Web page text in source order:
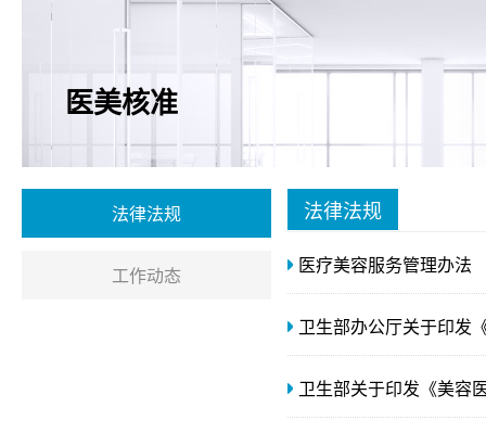
医美核准
法律法规
工作动态
法律法规
医疗美容服务管理办法
卫生部办公厅关于印发
卫生部关于印发《美容